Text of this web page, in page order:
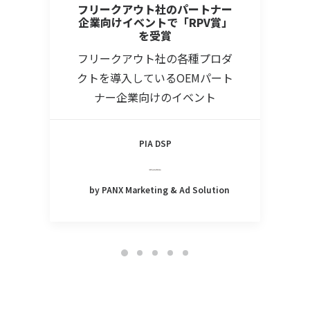
フリークアウト社のパートナー
企業向けイベントで「RPV賞」
を受賞
フリークアウト社の各種プロダ
クトを導入しているOEMパート
ナー企業向けのイベント
PIA DSP
by PANX Marketing & Ad Solution